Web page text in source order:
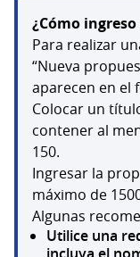
¿Cómo
Para realizar
“Nueva
aparecen en el
Colocar un
contener al
150.
Ingresar la
máximo de
Algunas
Utilice una